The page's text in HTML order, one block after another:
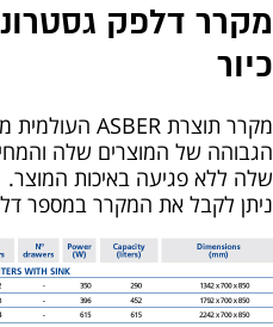
כיור
הגבוהה של המוצרים שלה
שלה ללא פגיעה באיכות המוצר.
ניתן לקבל את המקרר במספר